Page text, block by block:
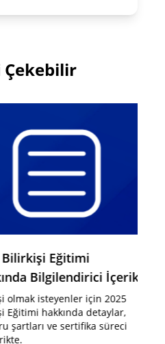
Eğitimi
Bilgilendirici İçerik
olmak isteyenler için 2025
Eğitimi hakkında detaylar,
şartları ve sertifika süreci